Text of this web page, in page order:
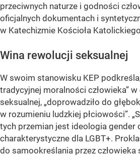
przeciwnych naturze i godności
oficjalnych dokumentach i
w Katechizmie Kościoła
Wina rewolucji seksualnej
W swoim stanowisku KEP
tradycyjnej moralności człowieka” w
seksualnej, „doprowadziło do
w rozumieniu ludzkiej płciowości”.
tych przemian jest ideologia gender
charakterystyczne dla LGBT+.
do samookreślania przez człowieka